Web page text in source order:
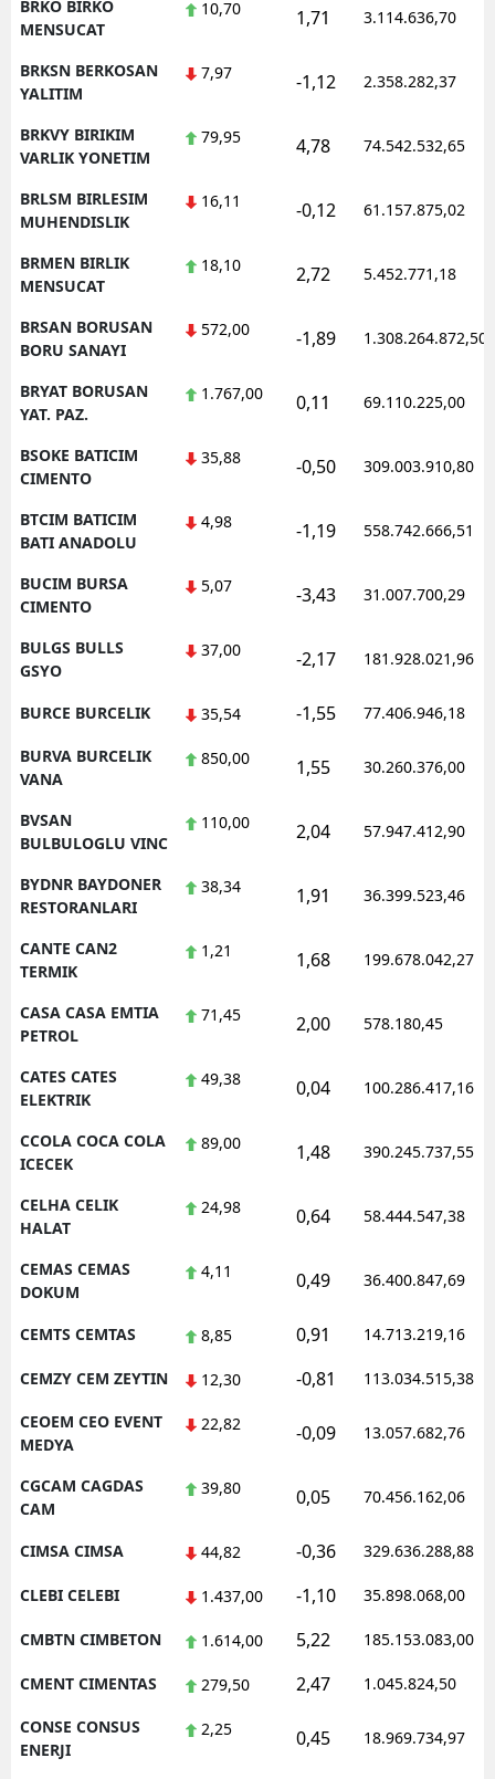
BRKO BIRKO
MENSUCAT
10,70 1,71 3.114.636,70
BRKSN BERKOSAN
YALITIM
7,97 -1,12 2.358.282,37
BRKVY BIRIKIM
VARLIK YONETIM
79,95 4,78 74.542.532,65
BRLSM BIRLESIM
MUHENDISLIK
16,11 -0,12 61.157.875,02
BRMEN BIRLIK
MENSUCAT
18,10 2,72 5.452.771,18
BRSAN BORUSAN
BORU SANAYI
572,00 -1,89 1.308.264.872,50
BRYAT BORUSAN
YAT. PAZ.
1.767,00 0,11 69.110.225,00
BSOKE BATICIM
CIMENTO
35,88 -0,50 309.003.910,80
BTCIM BATICIM
BATI ANADOLU
4,98 -1,19 558.742.666,51
BUCIM BURSA
CIMENTO
5,07 -3,43 31.007.700,29
BULGS BULLS
GSYO
37,00 -2,17 181.928.021,96
BURCE BURCELIK 35,54 -1,55 77.406.946,18
BURVA BURCELIK
VANA
850,00 1,55 30.260.376,00
BVSAN
BULBULOGLU VINC
110,00 2,04 57.947.412,90
BYDNR BAYDONER
RESTORANLARI
38,34 1,91 36.399.523,46
CANTE CAN2
TERMIK
1,21 1,68 199.678.042,27
CASA CASA EMTIA
PETROL
71,45 2,00 578.180,45
CATES CATES
ELEKTRIK
49,38 0,04 100.286.417,16
CCOLA COCA COLA
ICECEK
89,00 1,48 390.245.737,55
CELHA CELIK
HALAT
24,98 0,64 58.444.547,38
CEMAS CEMAS
DOKUM
4,11 0,49 36.400.847,69
CEMTS CEMTAS 8,85 0,91 14.713.219,16
CEMZY CEM ZEYTIN 12,30 -0,81 113.034.515,38
CEOEM CEO EVENT
MEDYA
22,82 -0,09 13.057.682,76
CGCAM CAGDAS
CAM
39,80 0,05 70.456.162,06
CIMSA CIMSA 44,82 -0,36 329.636.288,88
CLEBI CELEBI 1.437,00 -1,10 35.898.068,00
CMBTN CIMBETON 1.614,00 5,22 185.153.083,00
CMENT CIMENTAS 279,50 2,47 1.045.824,50
CONSE CONSUS
ENERJI
2,25 0,45 18.969.734,97